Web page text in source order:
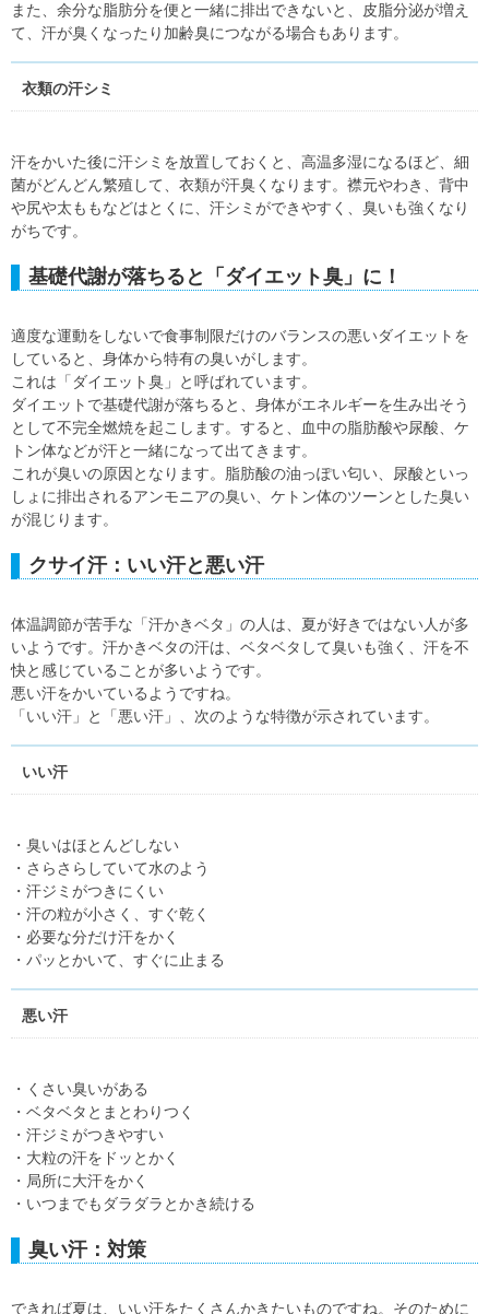
また、余分な脂肪分を便と一緒に排出できないと、皮脂分泌が増え
て、汗が臭くなったり加齢臭につながる場合もあります。
衣類の汗シミ
汗をかいた後に汗シミを放置しておくと、高温多湿になるほど、細
菌がどんどん繁殖して、衣類が汗臭くなります。襟元やわき、背中
や尻や太ももなどはとくに、汗シミができやすく、臭いも強くなり
がちです。
基礎代謝が落ちると「ダイエット臭」に！
適度な運動をしないで食事制限だけのバランスの悪いダイエットを
していると、身体から特有の臭いがします。
これは「ダイエット臭」と呼ばれています。
ダイエットで基礎代謝が落ちると、身体がエネルギーを生み出そう
として不完全燃焼を起こします。すると、血中の脂肪酸や尿酸、ケ
トン体などが汗と一緒になって出てきます。
これが臭いの原因となります。脂肪酸の油っぽい匂い、尿酸といっ
しょに排出されるアンモニアの臭い、ケトン体のツーンとした臭い
が混じります。
クサイ汗：いい汗と悪い汗
体温調節が苦手な「汗かきベタ」の人は、夏が好きではない人が多
いようです。汗かきベタの汗は、ベタベタして臭いも強く、汗を不
快と感じていることが多いようです。
悪い汗をかいているようですね。
「いい汗」と「悪い汗」、次のような特徴が示されています。
いい汗
・臭いはほとんどしない
・さらさらしていて水のよう
・汗ジミがつきにくい
・汗の粒が小さく、すぐ乾く
・必要な分だけ汗をかく
・パッとかいて、すぐに止まる
悪い汗
・くさい臭いがある
・ベタベタとまとわりつく
・汗ジミがつきやすい
・大粒の汗をドッとかく
・局所に大汗をかく
・いつまでもダラダラとかき続ける
臭い汗：対策
できれば夏は、いい汗をたくさんかきたいものですね。そのために